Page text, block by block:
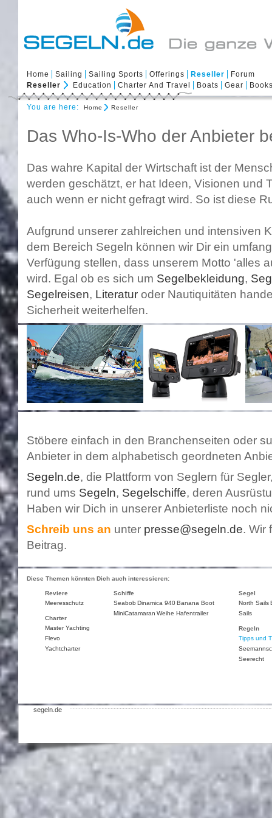
Home Sailing Sailing Sports Offerings Reseller
Forum
Reseller
Education Charter And Travel Boats Gear
You are here: Home Reseller
Das Who-Is-Who der Anbieter
Das wahre Kapital der Wirtschaft ist der
werden geschätzt, er hat Ideen, Visionen und
auch wenn er nicht gefragt wird. So ist diese
Aufgrund unserer zahlreichen und intensiven
dem Bereich Segeln können wir Dir ein
Verfügung stellen, dass unserem Motto 'alles
wird. Egal ob es sich um Segelbekleidung,
Segelreisen, Literatur oder Nautiquitäten
Sicherheit weiterhelfen.
Stöbere einfach in den Branchenseiten oder
Anbieter in dem alphabetisch geordneten
Segeln.de, die Plattform von Seglern für
rund ums Segeln, Segelschiffe, deren
Haben wir Dich in unserer Anbieterliste noch
Schreib uns an unter presse@segeln.de. Wir
Beitrag.
Diese Themen könnten Dich auch interessieren:
Reviere
Meeresschutz
Charter
Master Yachting
Flevo
Yachtcharter
Schiffe
Seabob Dinamica 940Banana Boot
MiniCatamaran Weihe Hafentrailer
Segel
North Sails
Sails
Regeln
Tipps und
Seerecht
segeln.de